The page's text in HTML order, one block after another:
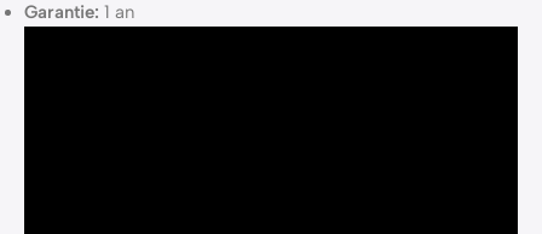
Garantie: 1 an